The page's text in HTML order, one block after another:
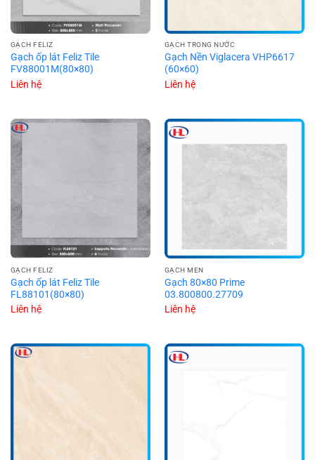
GẠCH FELIZ
Gạch ốp lát Feliz Tile
FV88001M(80×80)
Liên hệ
GẠCH TRONG NƯỚC
Gạch Nền Viglacera VHP6617
(60×60)
Liên hệ
GẠCH FELIZ
Gạch ốp lát Feliz Tile
FL88101(80×80)
Liên hệ
GẠCH MEN
Gạch 80×80 Prime
03.800800.27709
Liên hệ